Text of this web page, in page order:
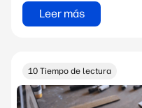
Leer más
10 Tiempo de lectura